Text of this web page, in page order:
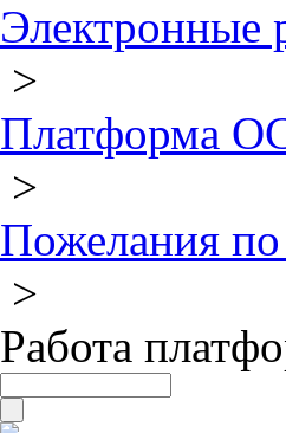
Электронные
>
Платформа
>
Пожелания по
>
Работа